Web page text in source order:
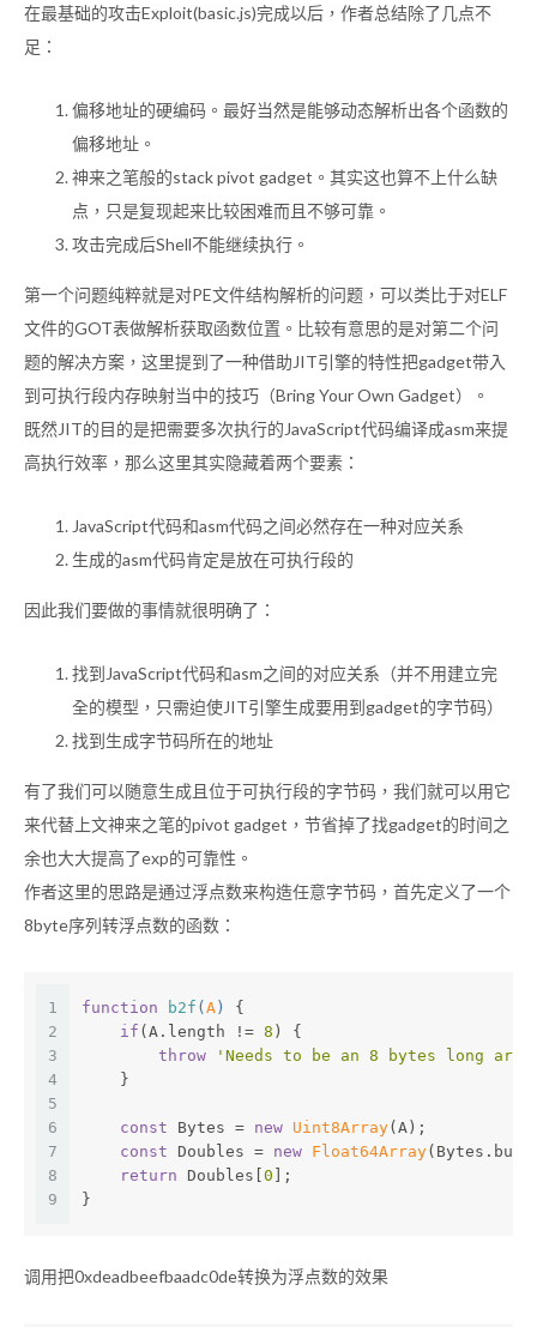
在最基础的攻击Exploit(basic.js)完成以后，作者总结除了几点不
足：
偏移地址的硬编码。最好当然是能够动态解析出各个函数的
偏移地址。
神来之笔般的stack pivot gadget。其实这也算不上什么缺
点，只是复现起来比较困难而且不够可靠。
攻击完成后Shell不能继续执行。
第一个问题纯粹就是对PE文件结构解析的问题，可以类比于对ELF
文件的GOT表做解析获取函数位置。比较有意思的是对第二个问
题的解决方案，这里提到了一种借助JIT引擎的特性把gadget带入
到可执行段内存映射当中的技巧（Bring Your Own Gadget）。
既然JIT的目的是把需要多次执行的JavaScript代码编译成asm来提
高执行效率，那么这里其实隐藏着两个要素：
JavaScript代码和asm代码之间必然存在一种对应关系
生成的asm代码肯定是放在可执行段的
因此我们要做的事情就很明确了：
找到JavaScript代码和asm之间的对应关系（并不用建立完
全的模型，只需迫使JIT引擎生成要用到gadget的字节码）
找到生成字节码所在的地址
有了我们可以随意生成且位于可执行段的字节码，我们就可以用它
来代替上文神来之笔的pivot gadget，节省掉了找gadget的时间之
余也大大提高了exp的可靠性。
作者这里的思路是通过浮点数来构造任意字节码，首先定义了一个
8byte序列转浮点数的函数：
1
2
3
4
5
6
7
8
9
function b2f (A) {
if (A.length != 8 ) {
throw
'Needs to be an 8 bytes long
    }
const Bytes = new Uint8Array(A);
const Doubles = new Float64Array
return Doubles[0 ];
}
调用把0xdeadbeefbaadc0de转换为浮点数的效果